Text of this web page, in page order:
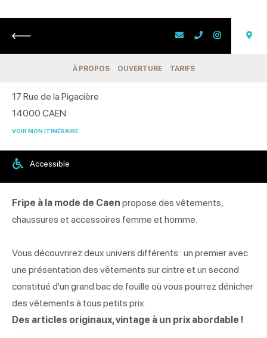
Retour
À PROPOS OUVERTURE TARIFS
17 Rue de la Pigacière
14000 CAEN
VOIR MON ITINÉRAIRE
Accessible
Fripe à la mode de Caen propose des vêtements,
chaussures et accessoires femme et homme.
Vous découvrirez deux univers différents : un premier avec
une présentation des vêtements sur cintre et un second
constitué d'un grand bac de fouille où vous pourrez dénicher
des vêtements à tous petits prix.
Des articles originaux, vintage à un prix abordable !